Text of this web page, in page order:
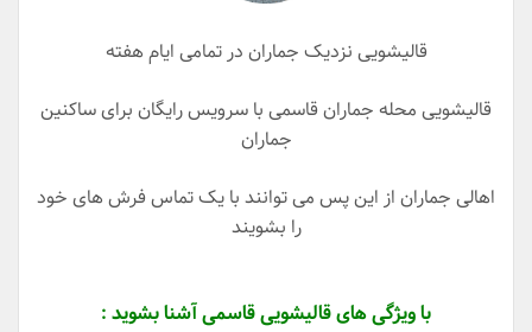
قالیشویی نزدیک جماران در تمامی ایام هفته
قالیشویی محله جماران قاسمی با سرویس رایگان برای ساکنین
جماران
اهالی جماران از این پس می توانند با یک تماس فرش های خود
را بشویند
با ویژگی های قالیشویی قاسمی آشنا بشوید :